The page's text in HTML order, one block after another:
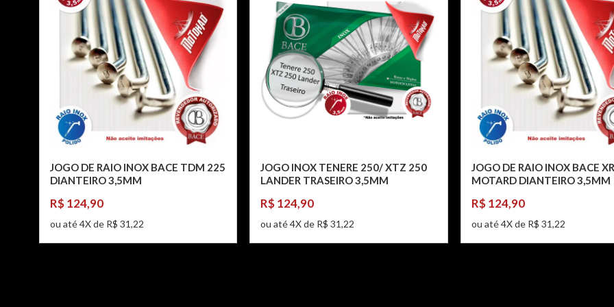
JOGO DE RAIO INOX BACE TDM 225
DIANTEIRO 3,5MM
R$ 124,90
ou até 4X de R$ 31,22
JOGO INOX TENERE 250/ XTZ 250
LANDER TRASEIRO 3,5MM
R$ 124,90
ou até 4X de R$ 31,22
JOGO DE RAIO INOX BACE
MOTARD DIANTEIRO 3,5MM
R$ 124,90
ou até 4X de R$ 31,22